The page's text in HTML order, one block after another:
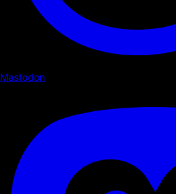
Mastodon